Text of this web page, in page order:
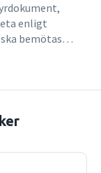
enligt
bemötas
i sin
får
har
vid